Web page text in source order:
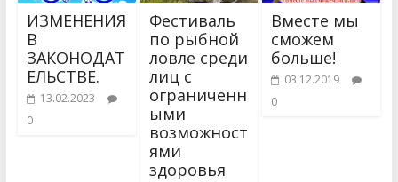
ИЗМЕНЕНИЯ
В
ЗАКОНОДАТ
ЕЛЬСТВЕ.
13.02.2023
0
Фестиваль
по рыбной
ловле среди
лиц с
ограниченн
ыми
возможност
ями
здоровья
Вместе мы
сможем
больше!
03.12.2019
0